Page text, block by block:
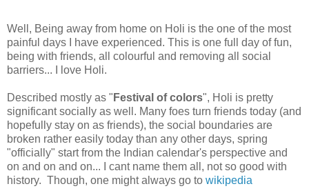
Well, Being away from home on Holi is the one of the most
painful days I have experienced. This is one full day of fun,
being with friends, all colourful and removing all social
barriers... I love Holi.
Described mostly as " Festival of colors", Holi is pretty
significant socially as well. Many foes turn friends today (and
hopefully stay on as friends), the social boundaries are
broken rather easily today than any other days, spring
"officially" start from the Indian calendar's perspective and
on and on and on... I cant name them all, not so good with
history. Though, one might always go to wikipedia